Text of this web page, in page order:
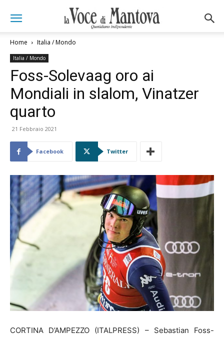
Home Italia / Mondo
Italia / Mondo
Foss-Solevaag oro ai
Mondiali in slalom, Vinatzer
quarto
21 Febbraio 2021
Facebook Twitter
CORTINA D’AMPEZZO (ITALPRESS) – Sebastian Foss-